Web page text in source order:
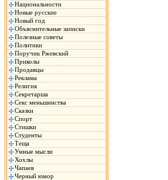
Национальности
Новые русские
Новый год
Объяснительные записки
Полезные советы
Политики
Поручик Ржевский
Приколы
Продавцы
Реклама
Религия
Секретарша
Секс меньшинства
Сказки
Спорт
Стишки
Студенты
Теща
Умные мысли
Хохлы
Чапаев
Черный юмор